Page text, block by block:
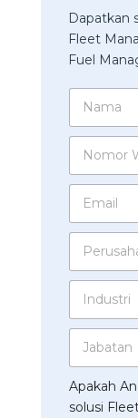
Dapatkan
Fleet
Fuel
N
m
N
m
W
t
A
p
*
E
a
*
P
r
a
a
n
*
I
d
r
i
N
m
o
r
J
b
a
t
Apakah
solusi